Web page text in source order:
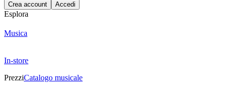
Crea account Accedi
Esplora
Musica
In-store
PrezziCatalogo musicale